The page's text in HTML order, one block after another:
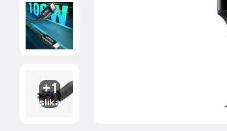
+1
slika